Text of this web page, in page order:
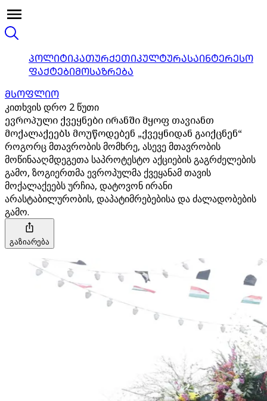
ᲞᲝᲚᲘᲢᲘᲙᲐᲗᲣᲠᲥᲔᲗᲘᲙᲣᲚᲢᲣᲠᲐᲡᲐᲘᲜᲢᲔᲠᲔᲡᲝ
ᲤᲐᲥᲢᲔᲑᲘᲛᲝᲡᲐᲖᲠᲔᲑᲐ
ᲛᲡᲝᲤᲚᲘᲝ
კითხვის დრო 2 წუთი
ევროპული ქვეყნები ირანში მყოფ თავიანთ
მოქალაქეებს მოუწოდებენ „ქვეყნიდან გაიქცნენ“
როგორც მთავრობის მომხრე, ასევე მთავრობის
მოწინააღმდეგეთა საპროტესტო აქციების გაგრძელების
გამო, ზოგიერთმა ევროპულმა ქვეყანამ თავის
მოქალაქეებს ურჩია, დატოვონ ირანი
არასტაბილურობის, დაპატიმრებებისა და ძალადობების
გამო.
გაზიარება